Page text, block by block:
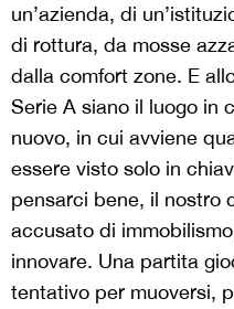
un’azienda, di
di rottura, da mosse
dalla comfort zone. E
Serie A siano il luogo in
nuovo, in cui avviene
essere visto solo in
pensarci bene, il nostro
accusato di
innovare. Una partita
tentativo per muoversi,